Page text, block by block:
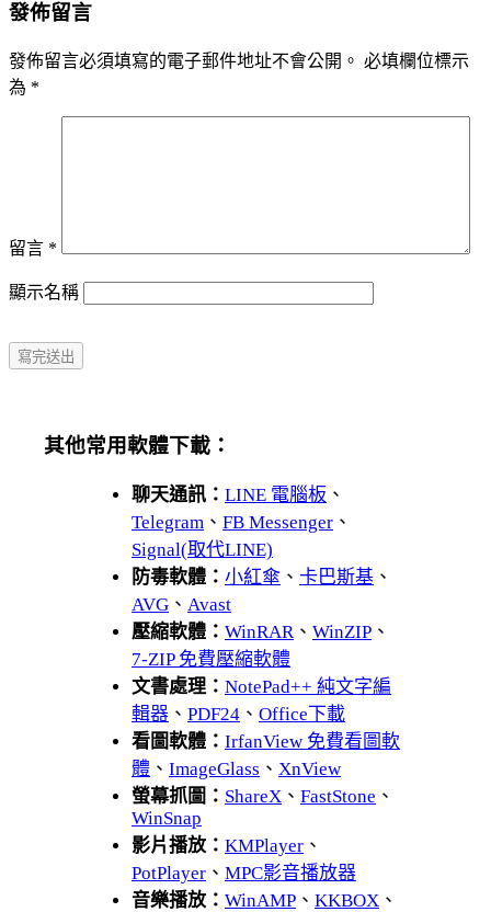
發佈留言
發佈留言必須填寫的電子郵件地址不會公開。 必填欄位標示
為 *
留言 *
顯示名稱
其他常用軟體下載：
聊天通訊： LINE 電腦板 、
Telegram 、 FB Messenger 、
Signal(取代LINE)
防毒軟體： 小紅傘 、 卡巴斯基 、
AVG 、 Avast
壓縮軟體： WinRAR 、 WinZIP 、
7-ZIP 免費壓縮軟體
文書處理： NotePad++ 純文字編
輯器 、 PDF24 、 Office下載
看圖軟體： IrfanView 免費看圖軟
體 、 ImageGlass 、 XnView
螢幕抓圖： ShareX 、 FastStone 、
WinSnap
影片播放： KMPlayer 、
PotPlayer 、 MPC影音播放器
音樂播放： WinAMP 、 KKBOX 、